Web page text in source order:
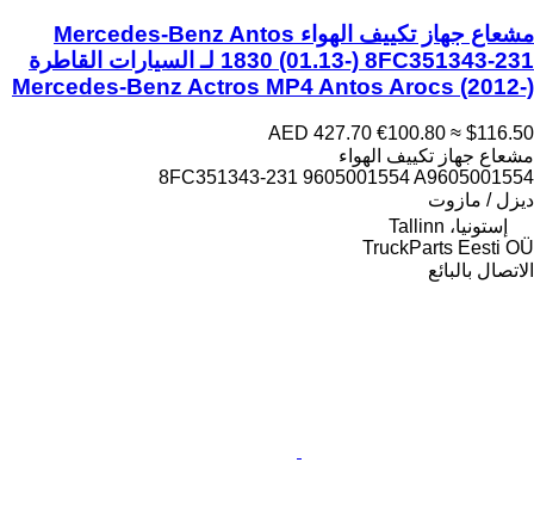
مشعاع جهاز تكييف الهواء Mercedes-Benz Antos
1830 (01.13-) 8FC351343-231 لـ السيارات القاطرة
Mercedes-Benz Actros MP4 Antos Arocs (2012-)
AED 427.70 €100.80 ≈ $116.50
مشعاع جهاز تكييف الهواء
8FC351343-231 9605001554 A9605001554
ديزل / مازوت
إستونيا، Tallinn
TruckParts Eesti OÜ
الاتصال بالبائع